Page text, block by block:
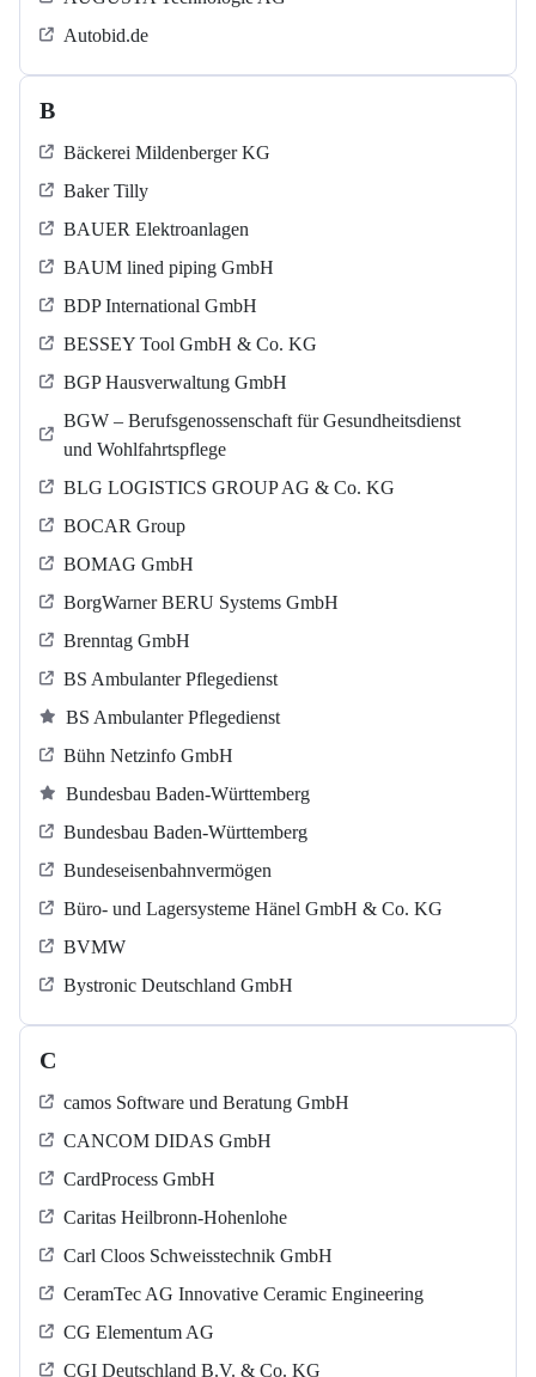
Autobid.de
B
Bäckerei Mildenberger KG
Baker Tilly
BAUER Elektroanlagen
BAUM lined piping GmbH
BDP International GmbH
BESSEY Tool GmbH & Co. KG
BGP Hausverwaltung GmbH
BGW – Berufsgenossenschaft für Gesundheitsdienst
und Wohlfahrtspflege
BLG LOGISTICS GROUP AG & Co. KG
BOCAR Group
BOMAG GmbH
BorgWarner BERU Systems GmbH
Brenntag GmbH
BS Ambulanter Pflegedienst
BS Ambulanter Pflegedienst
Bühn Netzinfo GmbH
Bundesbau Baden-Württemberg
Bundesbau Baden-Württemberg
Bundeseisenbahnvermögen
Büro- und Lagersysteme Hänel GmbH & Co. KG
BVMW
Bystronic Deutschland GmbH
C
camos Software und Beratung GmbH
CANCOM DIDAS GmbH
CardProcess GmbH
Caritas Heilbronn-Hohenlohe
Carl Cloos Schweisstechnik GmbH
CeramTec AG Innovative Ceramic Engineering
CG Elementum AG
CGI Deutschland B.V. & Co. KG